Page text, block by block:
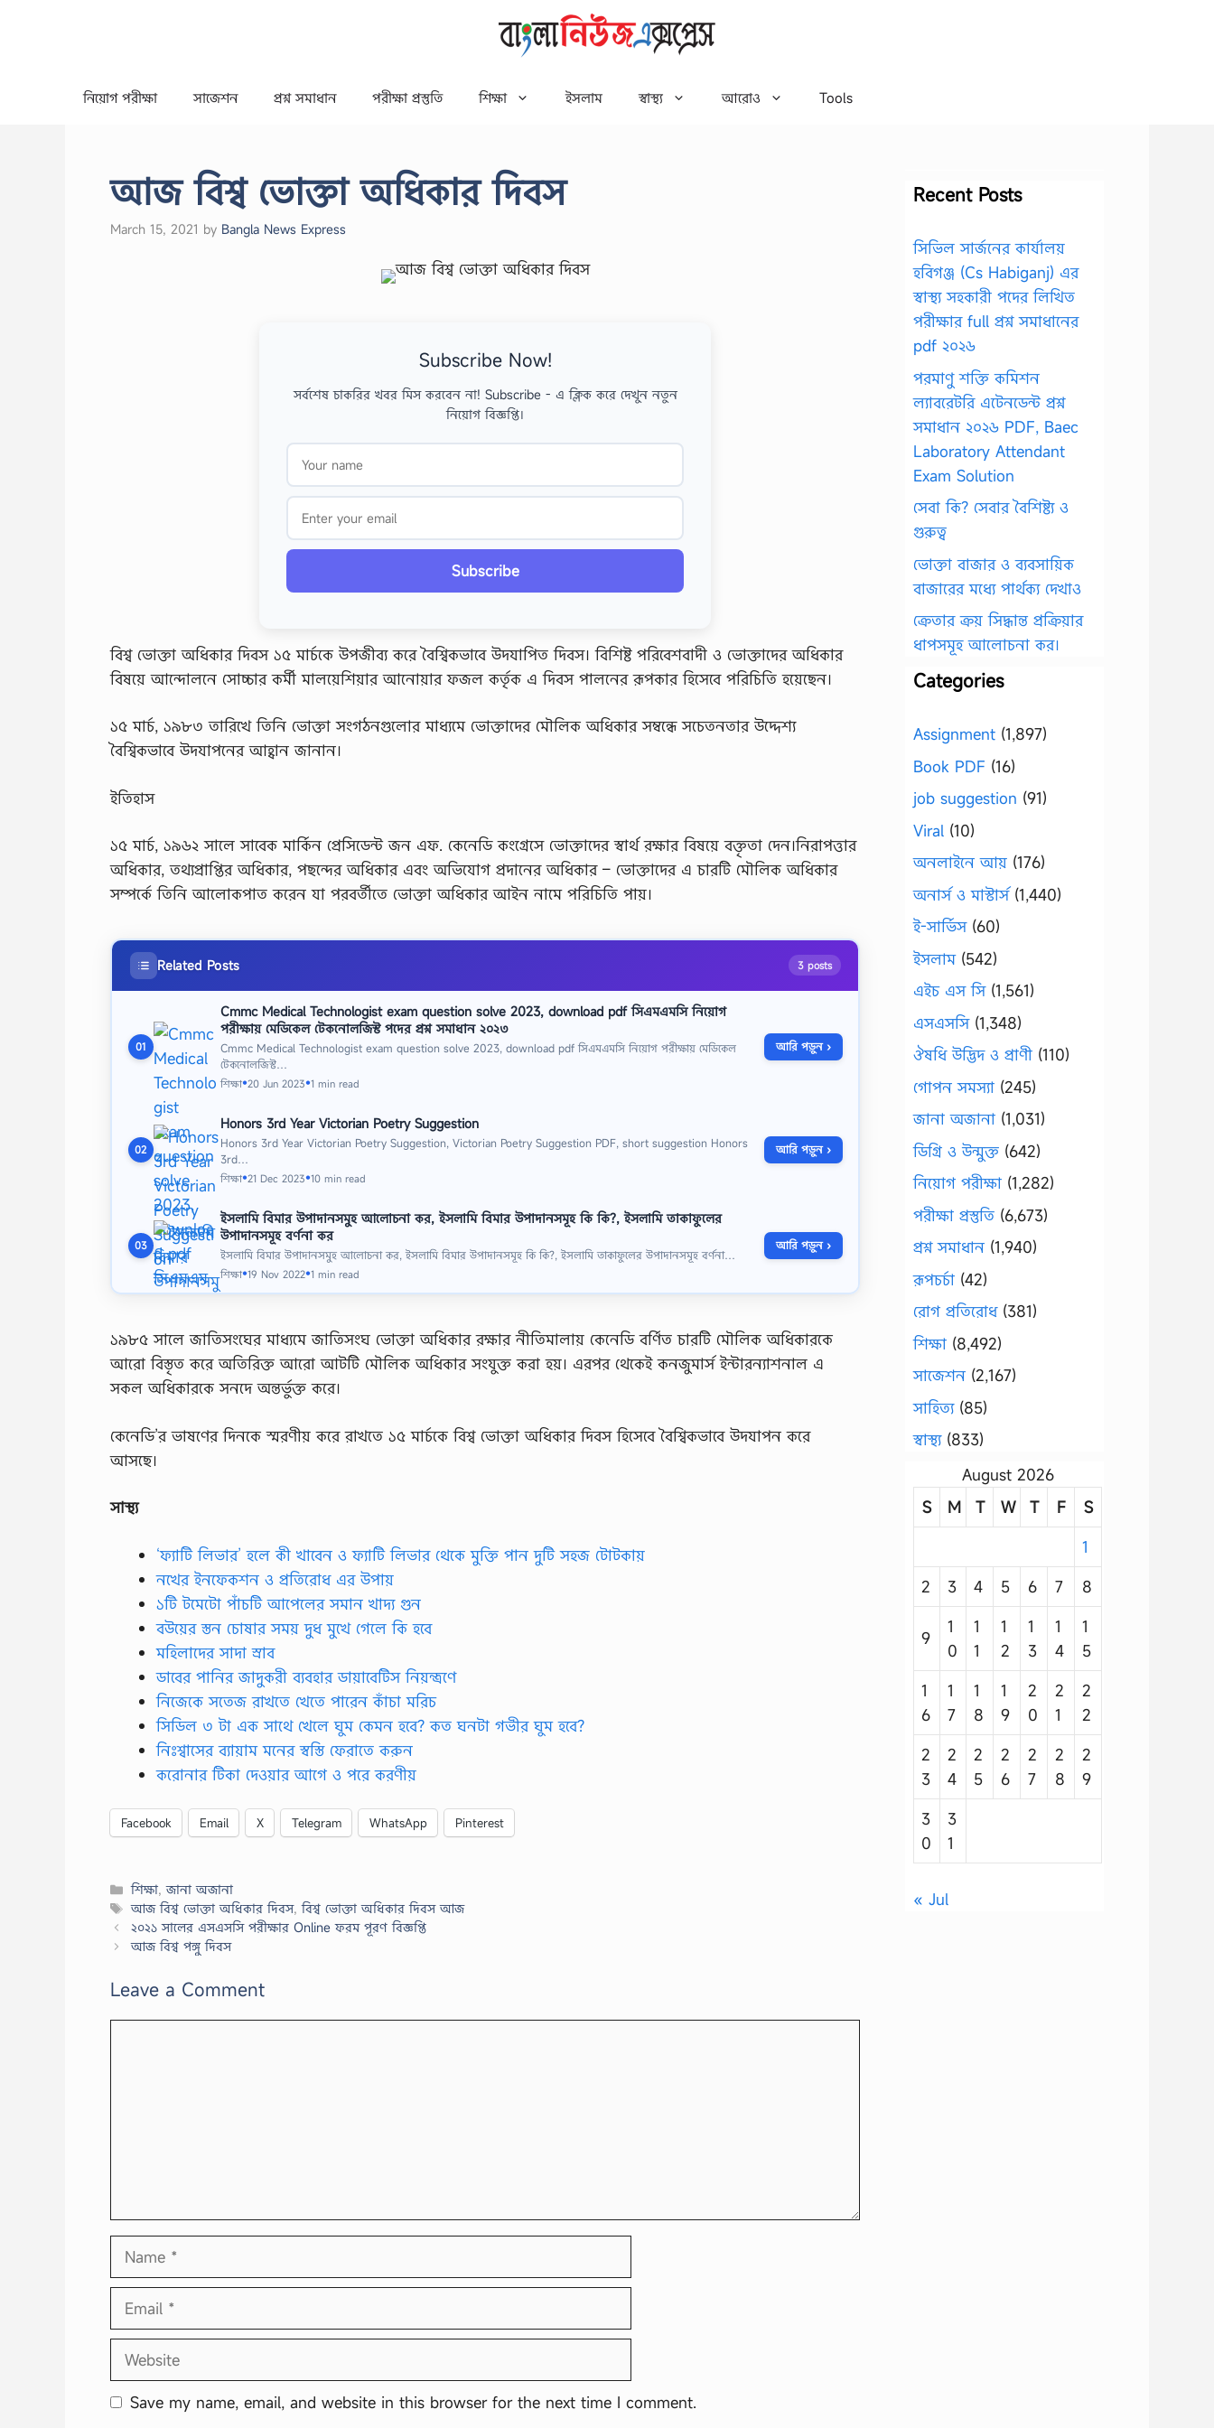
নিয়োগ পরীক্ষা সাজেশন প্রশ্ন সমাধান পরীক্ষা প্রস্তুতি শিক্ষা ইসলাম স্বাস্থ্য আরোও Tools
আজ বিশ্ব ভোক্তা অধিকার দিবস
March 15, 2021 by Bangla News Express
Subscribe Now!
সর্বশেষ চাকরির খবর মিস করবেন না! Subscribe - এ ক্লিক করে দেখুন নতুন
নিয়োগ বিজ্ঞপ্তি।
Subscribe
বিশ্ব ভোক্তা অধিকার দিবস ১৫ মার্চকে উপজীব্য করে বৈশ্বিকভাবে উদযাপিত দিবস। বিশিষ্ট পরিবেশবাদী ও ভোক্তাদের অধিকার
বিষয়ে আন্দোলনে সোচ্চার কর্মী মালয়েশিয়ার আনোয়ার ফজল কর্তৃক এ দিবস পালনের রূপকার হিসেবে পরিচিতি হয়েছেন।
১৫ মার্চ, ১৯৮৩ তারিখে তিনি ভোক্তা সংগঠনগুলোর মাধ্যমে ভোক্তাদের মৌলিক অধিকার সম্বন্ধে সচেতনতার উদ্দেশ্য
বৈশ্বিকভাবে উদযাপনের আহ্বান জানান।
ইতিহাস
১৫ মার্চ, ১৯৬২ সালে সাবেক মার্কিন প্রেসিডেন্ট জন এফ. কেনেডি কংগ্রেসে ভোক্তাদের স্বার্থ রক্ষার বিষয়ে বক্তৃতা দেন।নিরাপত্তার
অধিকার, তথ্যপ্রাপ্তির অধিকার, পছন্দের অধিকার এবং অভিযোগ প্রদানের অধিকার – ভোক্তাদের এ চারটি মৌলিক অধিকার
সম্পর্কে তিনি আলোকপাত করেন যা পরবর্তীতে ভোক্তা অধিকার আইন নামে পরিচিতি পায়।
Related Posts 3 posts
01
Cmmc Medical Technologist exam question solve 2023, download pdf সিএমএমসি নিয়োগ
পরীক্ষায় মেডিকেল টেকনোলজিস্ট পদের প্রশ্ন সমাধান ২০২৩
Cmmc Medical Technologist exam question solve 2023, download pdf সিএমএমসি নিয়োগ পরীক্ষায় মেডিকেল
টেকনোলজিস্ট…
শিক্ষা●20 Jun 2023●1 min read
আরি পড়ুন ›
02
Honors 3rd Year Victorian Poetry Suggestion
Honors 3rd Year Victorian Poetry Suggestion, Victorian Poetry Suggestion PDF, short suggestion Honors
3rd…
শিক্ষা●21 Dec 2023●10 min read
আরি পড়ুন ›
03
ইসলামি বিমার উপাদানসমুহ আলোচনা কর, ইসলামি বিমার উপাদানসমূহ কি কি?, ইসলামি তাকাফুলের
উপাদানসমূহ বর্ণনা কর
ইসলামি বিমার উপাদানসমুহ আলোচনা কর, ইসলামি বিমার উপাদানসমূহ কি কি?, ইসলামি তাকাফুলের উপাদানসমূহ বর্ণনা…
শিক্ষা●19 Nov 2022●1 min read
আরি পড়ুন ›
১৯৮৫ সালে জাতিসংঘের মাধ্যমে জাতিসংঘ ভোক্তা অধিকার রক্ষার নীতিমালায় কেনেডি বর্ণিত চারটি মৌলিক অধিকারকে
আরো বিস্তৃত করে অতিরিক্ত আরো আটটি মৌলিক অধিকার সংযুক্ত করা হয়। এরপর থেকেই কনজুমার্স ইন্টারন্যাশনাল এ
সকল অধিকারকে সনদে অন্তর্ভুক্ত করে।
কেনেডি’র ভাষণের দিনকে স্মরণীয় করে রাখতে ১৫ মার্চকে বিশ্ব ভোক্তা অধিকার দিবস হিসেবে বৈশ্বিকভাবে উদযাপন করে
আসছে।
সাস্থ্য
‘ফ্যাটি লিভার’ হলে কী খাবেন ও ফ্যাটি লিভার থেকে মুক্তি পান দুটি সহজ টোটকায়
নখের ইনফেকশন ও প্রতিরোধ এর উপায়
১টি টমেটো পাঁচটি আপেলের সমান খাদ্য গুন
বউয়ের স্তন চোষার সময় দুধ মুখে গেলে কি হবে
মহিলাদের সাদা স্রাব
ডাবের পানির জাদুকরী ব্যবহার ডায়াবেটিস নিয়ন্ত্রণে
নিজেকে সতেজ রাখতে খেতে পারেন কাঁচা মরিচ
সিডিল ৩ টা এক সাথে খেলে ঘুম কেমন হবে? কত ঘনটা গভীর ঘুম হবে?
নিঃশ্বাসের ব্যায়াম মনের স্বস্তি ফেরাতে করুন
করোনার টিকা দেওয়ার আগে ও পরে করণীয়
Facebook Email X Telegram WhatsApp Pinterest
Categories
শিক্ষা,জানা অজানা
Tags
আজ বিশ্ব ভোক্তা অধিকার দিবস,বিশ্ব ভোক্তা অধিকার দিবস আজ
২০২১ সালের এসএসসি পরীক্ষার Online ফরম পূরণ বিজ্ঞপ্তি
আজ বিশ্ব পঙ্গু দিবস
Leave a Comment
Name
Email
Website
Save my name, email, and website in this browser for the next time I comment.
Recent Posts
সিভিল সার্জনের কার্যালয়
হবিগঞ্জ (Cs Habiganj) এর
স্বাস্থ্য সহকারী পদের লিখিত
পরীক্ষার full প্রশ্ন সমাধানের
pdf ২০২৬
পরমাণু শক্তি কমিশন
ল্যাবরেটরি এটেনডেন্ট প্রশ্ন
সমাধান ২০২৬ PDF, Baec
Laboratory Attendant
Exam Solution
সেবা কি? সেবার বৈশিষ্ট্য ও
গুরুত্ব
ভোক্তা বাজার ও ব্যবসায়িক
বাজারের মধ্যে পার্থক্য দেখাও
ক্রেতার ক্রয় সিদ্ধান্ত প্রক্রিয়ার
ধাপসমূহ আলোচনা কর।
Categories
Assignment (1,897)
Book PDF (16)
job suggestion (91)
Viral (10)
অনলাইনে আয় (176)
অনার্স ও মাস্টার্স(1,440)
ই-সার্ভিস(60)
ইসলাম(542)
এইচ এস সি(1,561)
এসএসসি(1,348)
ঔষধি উদ্ভিদ ও প্রাণী (110)
গোপন সমস্যা (245)
জানা অজানা (1,031)
ডিগ্রি ও উন্মুক্ত (642)
নিয়োগ পরীক্ষা (1,282)
পরীক্ষা প্রস্তুতি (6,673)
প্রশ্ন সমাধান (1,940)
রূপচর্চা (42)
রোগ প্রতিরোধ(381)
শিক্ষা (8,492)
সাজেশন (2,167)
সাহিত্য(85)
স্বাস্থ্য(833)
August 2026
S
M T W T F
S
1
2
3 4 5 6 7 8
9
1
0
1
1
1
2
1
3
1
4
1
5
1
6
1
7
1
8
1
9
2
0
2
1
2
2
2
3
2
4
2
5
2
6
2
7
2
8
2
9
3
0
3
1
« Jul